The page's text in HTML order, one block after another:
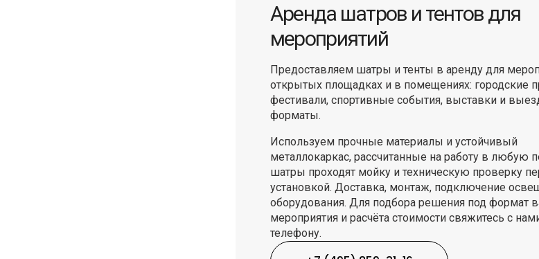
Аренда шатров и тентов для
мероприятий
Предоставляем шатры и тенты в аренду для
открытых площадках и в помещениях: городские
фестивали, спортивные события, выставки и
форматы.
Используем прочные материалы и устойчивый
металлокаркас, рассчитанные на работу в любую
шатры проходят мойку и техническую проверку
установкой. Доставка, монтаж, подключение
оборудования. Для подбора решения под формат
мероприятия и расчёта стоимости свяжитесь с
телефону.